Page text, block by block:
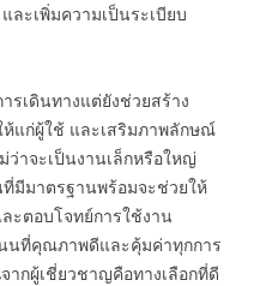
ละเพิ่มความเป็นระเบียบ
รเดินทางแต่ยังช่วยสร้าง
แก่ผู้ใช้ และเสริมภาพลักษณ์
าจะเป็นงานเล็กหรือใหญ่
มีมาตรฐานพร้อมจะช่วยให้
ะตอบโจทย์การใช้งาน
นที่คุณภาพดีและคุ้มค่าทุกการ
จากผู้เชี่ยวชาญคือทางเลือกที่ดี